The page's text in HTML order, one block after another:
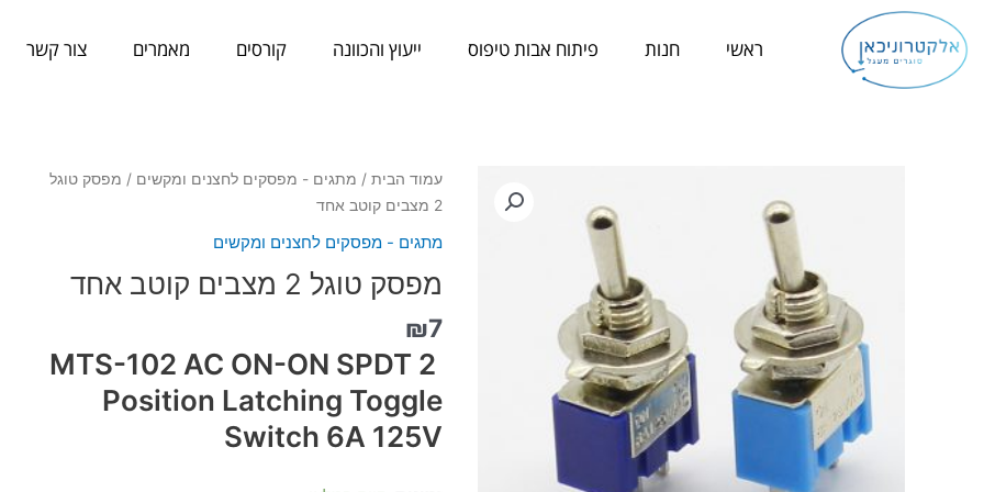
לתוכן
ראשי חנות פיתוח אבות טיפוס ייעוץ והכוונה קורסים מאמרים צור קשר
עמוד הבית/ מתגים - מפסקים לחצנים ומקשים / מפסק טוגל
2 מצבים קוטב אחד
מתגים - מפסקים לחצנים ומקשים
מפסק טוגל 2 מצבים קוטב אחד
₪7
MTS-102 AC ON-ON SPDT 2
Position Latching Toggle
Switch 6A 125V
כמות
של
2
קוטב
אחד